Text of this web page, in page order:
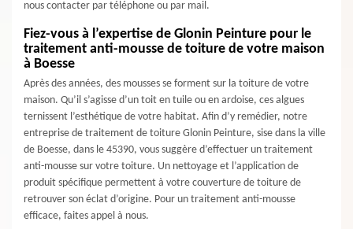
nous contacter par téléphone ou par mail.
Fiez-vous à l’expertise de Glonin Peinture pour le
traitement anti-mousse de toiture de votre maison
à Boesse
Après des années, des mousses se forment sur la toiture de votre
maison. Qu’il s’agisse d’un toit en tuile ou en ardoise, ces algues
ternissent l’esthétique de votre habitat. Afin d’y remédier, notre
entreprise de traitement de toiture Glonin Peinture, sise dans la ville
de Boesse, dans le 45390, vous suggère d’effectuer un traitement
anti-mousse sur votre toiture. Un nettoyage et l’application de
produit spécifique permettent à votre couverture de toiture de
retrouver son éclat d’origine. Pour un traitement anti-mousse
efficace, faites appel à nous.